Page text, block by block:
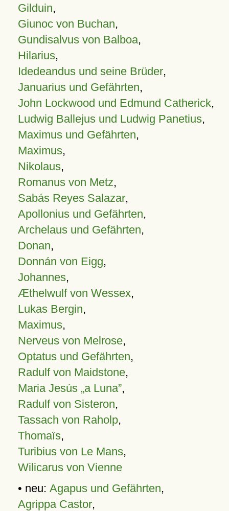
Gilduin,
Giunoc von Buchan,
Gundisalvus von Balboa,
Hilarius,
Idedeandus und seine Brüder,
Januarius und Gefährten,
John Lockwood und Edmund Catherick,
Ludwig Ballejus und Ludwig Panetius,
Maximus und Gefährten,
Maximus,
Nikolaus,
Romanus von Metz,
Sabás Reyes Salazar,
Apollonius und Gefährten,
Archelaus und Gefährten,
Donan,
Donnán von Eigg,
Johannes,
Æthelwulf von Wessex,
Lukas Bergin,
Maximus,
Nerveus von Melrose,
Optatus und Gefährten,
Radulf von Maidstone,
Maria Jesús „a Luna”,
Radulf von Sisteron,
Tassach von Raholp,
Thomaïs,
Turibius von Le Mans,
Wilicarus von Vienne
• neu: Agapus und Gefährten,
Agrippa Castor,